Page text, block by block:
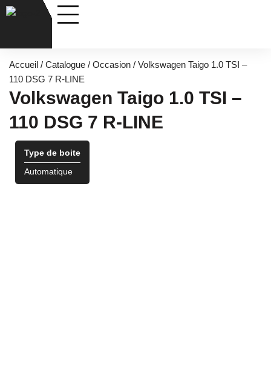
Accueil / Catalogue / Occasion / Volkswagen Taigo 1.0 TSI –
110 DSG 7 R-LINE
Volkswagen Taigo 1.0 TSI –
110 DSG 7 R-LINE
Type de boite
Automatique